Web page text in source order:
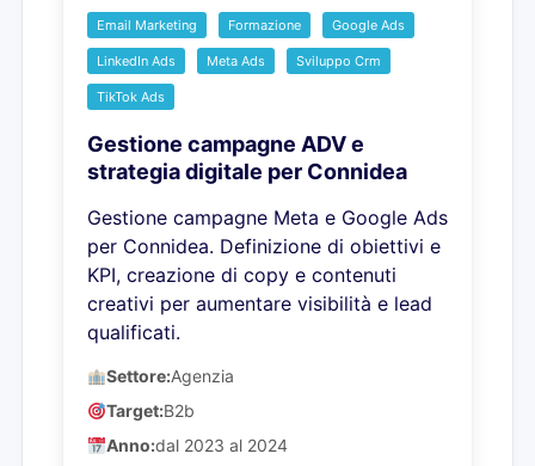
Email Marketing Formazione Google Ads
LinkedIn Ads Meta Ads Sviluppo Crm
TikTok Ads
Gestione campagne ADV e
strategia digitale per Connidea
Gestione campagne Meta e Google Ads
per Connidea. Definizione di obiettivi e
KPI, creazione di copy e contenuti
creativi per aumentare visibilità e lead
qualificati.
Settore:Agenzia
Target:B2b
Anno:dal 2023 al 2024